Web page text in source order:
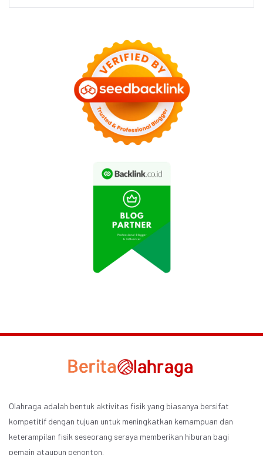
Olahraga adalah bentuk aktivitas fisik yang biasanya bersifat
kompetitif dengan tujuan untuk meningkatkan kemampuan dan
keterampilan fisik seseorang seraya memberikan hiburan bagi
pemain ataupun penonton.